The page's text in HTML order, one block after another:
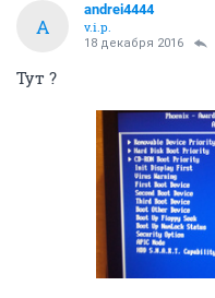
A
andrei4444
v.i.p.
18 декабря 2016
Тут ?